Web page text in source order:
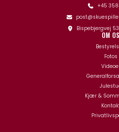
+45
Bispebjergvej
OM OS
Fotos
Kjær &